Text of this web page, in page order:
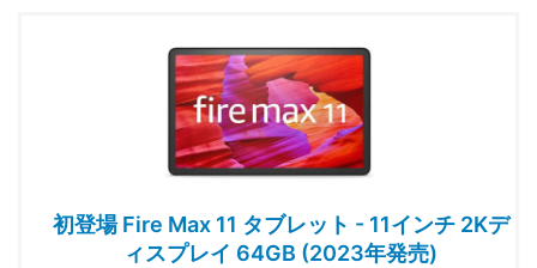
初登場 Fire Max 11 タブレット - 11インチ 2Kデ
ィスプレイ 64GB (2023年発売)